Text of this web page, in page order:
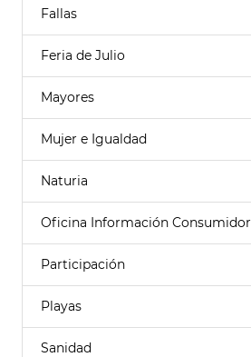
Fallas
Feria de Julio
Mayores
Mujer e Igualdad
Naturia
Oficina Información Consumidor
Participación
Playas
Sanidad